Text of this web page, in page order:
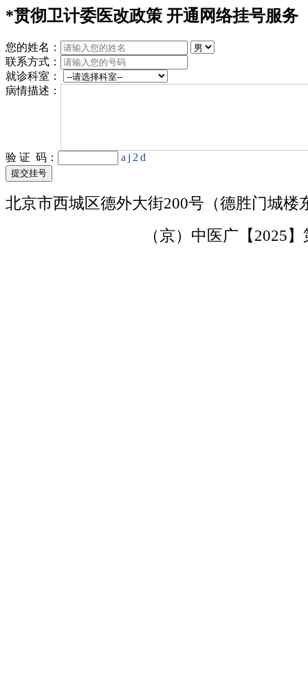
*贯彻卫计委医改政策 开通网络挂号服务
您的姓名：
联系方式：
就诊科室：
病情描述：
验 证 码： aj2d
北京市西城区德外大街200号（德胜门城楼
（京）中医广【2025